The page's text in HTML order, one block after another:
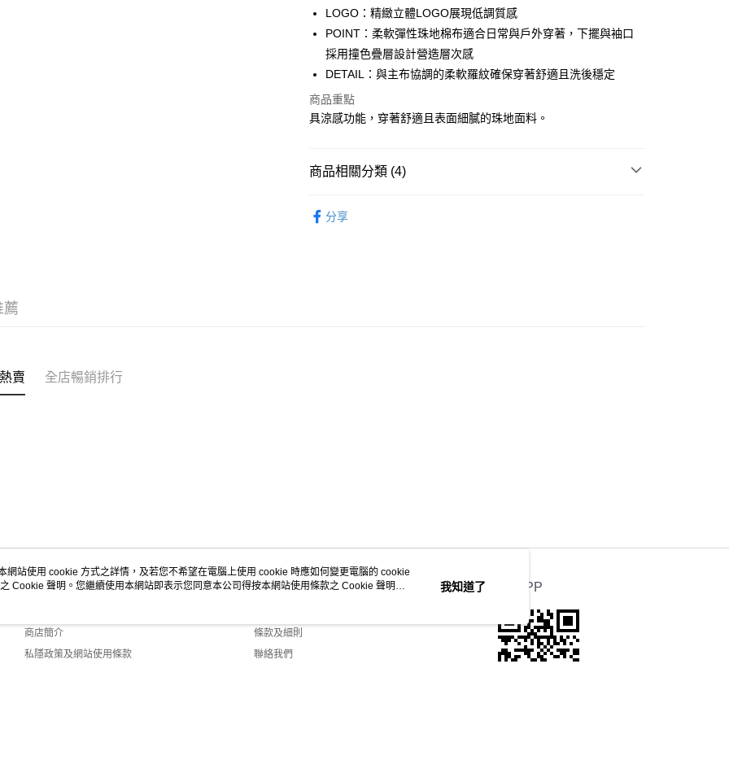
AlipayHK
WeChat Pay
送貨方式
LOGO：精緻立體LOGO展現低調質感
POINT：柔軟彈性珠地棉布適合日常與戶外穿著，下擺與袖口
採用撞色疊層設計營造層次感
DETAIL：與主布協調的柔軟羅紋確保穿著舒適且洗後穩定
商品重點
具涼感功能，穿著舒適且表面細膩的珠地面料。
商品相關分類 (4)
分享
薦
賣 全店暢銷排行
關於我們
商店簡介
私隱政策及網站使用條款
客戶服務
條款及細則
聯絡我們
官方APP
網站使用 cookie 方式之詳情，及若您不希望在電腦上使用 cookie 時應如何變更電腦的 cookie
之 Cookie 聲明。您繼續使用本網站即表示您同意本公司得按本網站使用條款之 Cookie 聲明使
我知道了